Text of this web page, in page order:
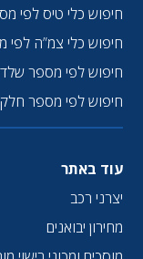
חיפוש כלי טיס לפי
חיפוש כלי צמ”ה לפי
חיפוש לפי מספר
חיפוש לפי מספר
עוד באתר
יצרני רכב
מחירון יבואנים